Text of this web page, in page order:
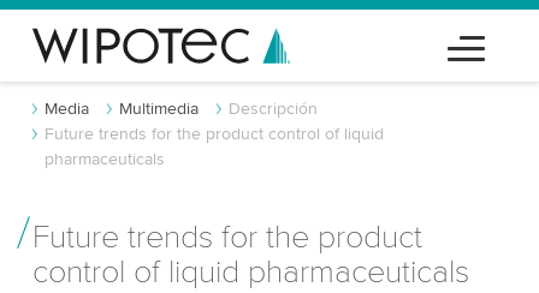
Media Multimedia
Descripción
Future trends for the product control of liquid
pharmaceuticals
Future trends for the product
control of liquid pharmaceuticals